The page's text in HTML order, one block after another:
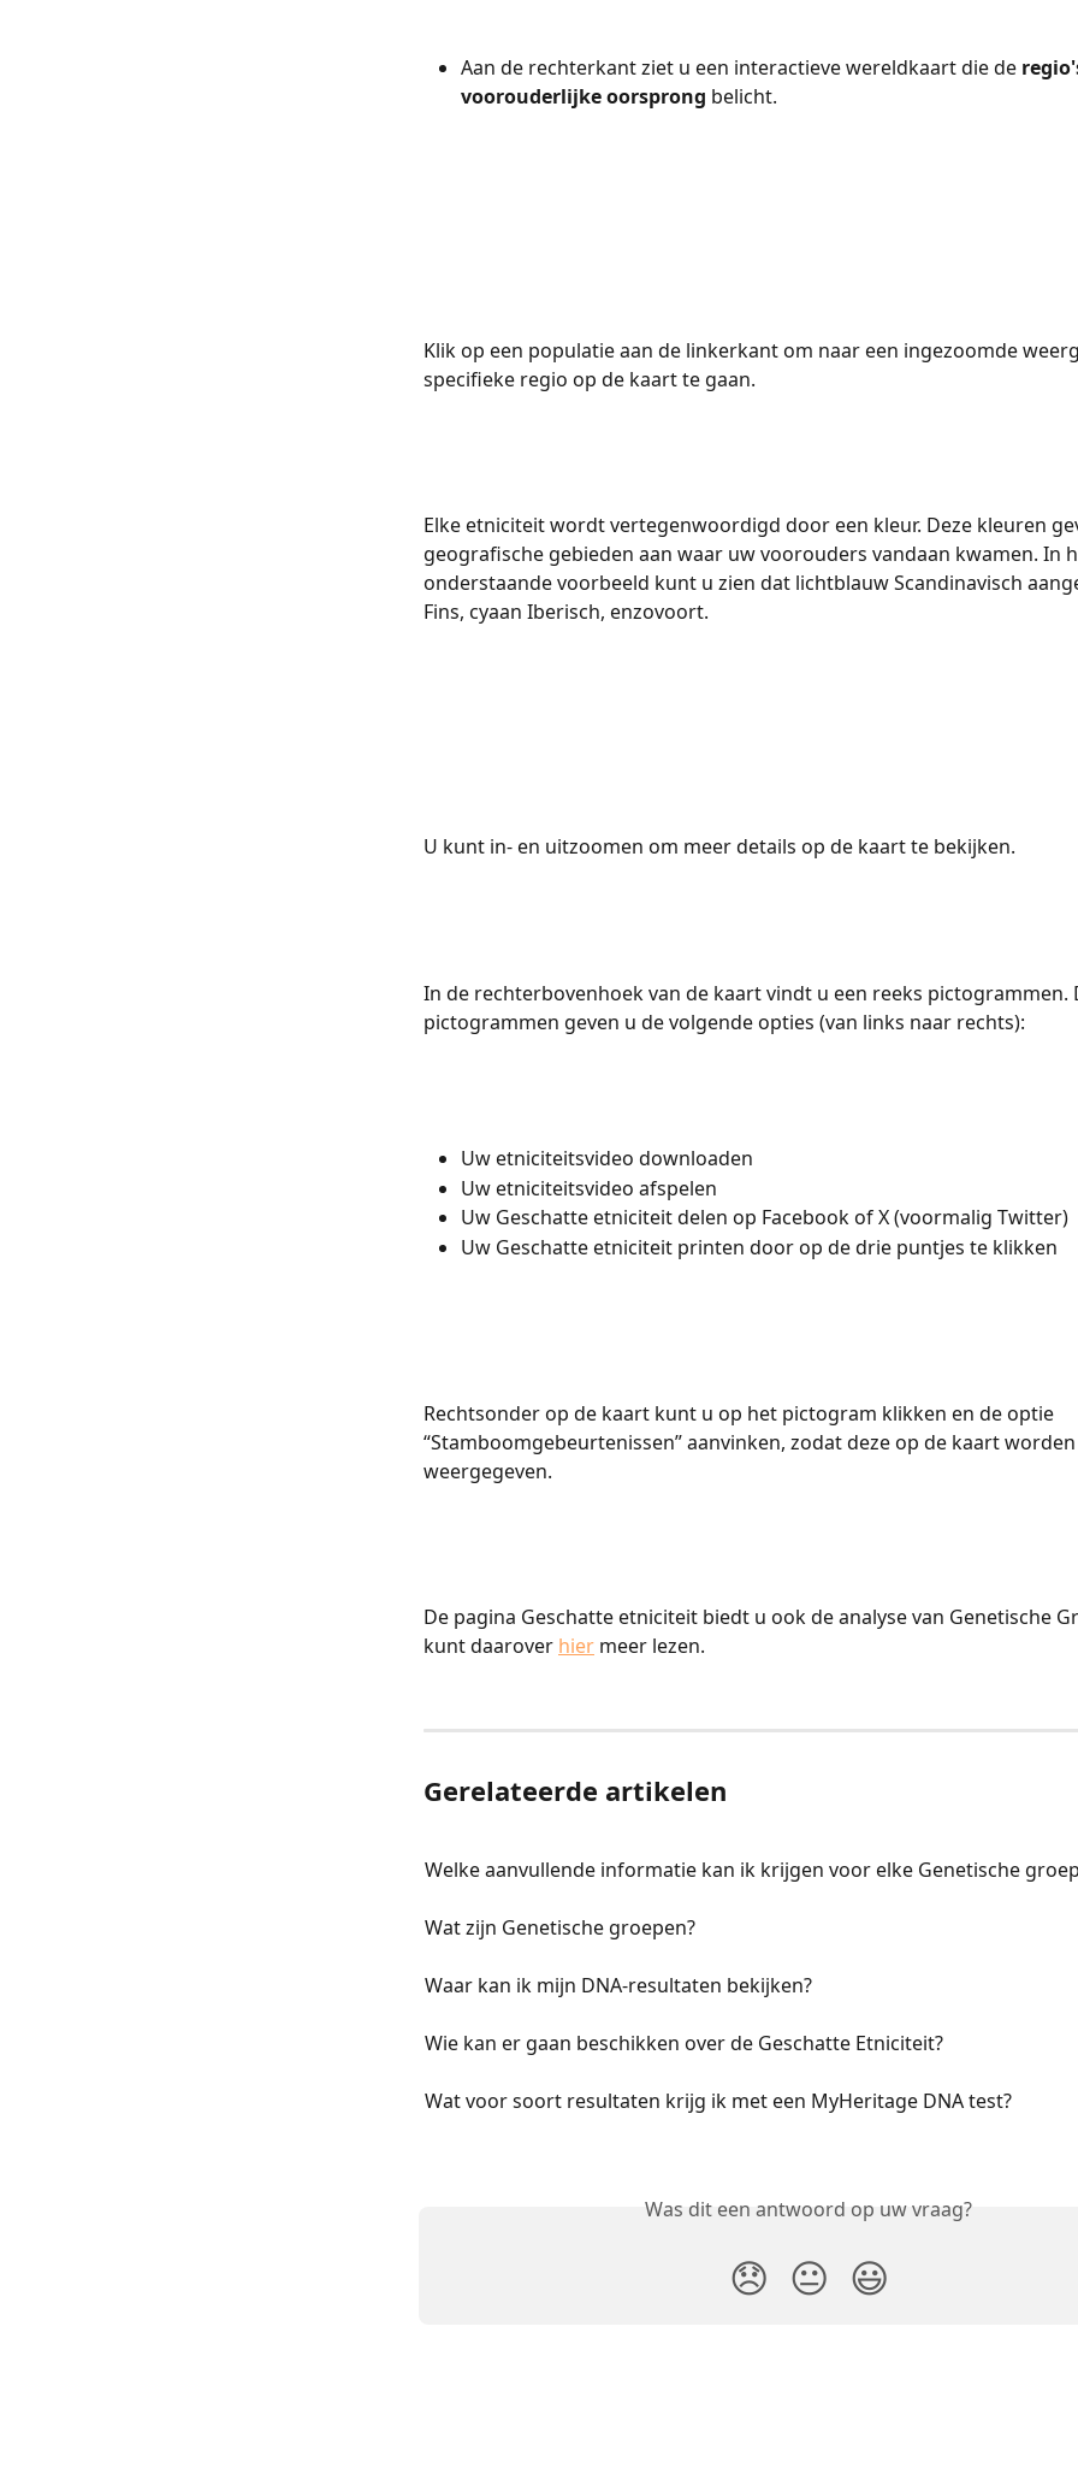
Aan de rechterkant ziet u een interactieve wereldkaart die de
voorouderlijke oorsprong belicht.
Klik op een populatie aan de linkerkant om naar een ingezoomde
specifieke regio op de kaart te gaan. ​​​​
Elke etniciteit wordt vertegenwoordigd door een kleur. Deze kleuren
geografische gebieden aan waar uw voorouders vandaan kwamen. In
onderstaande voorbeeld kunt u zien dat lichtblauw Scandinavisch
Fins, cyaan Iberisch, enzovoort.
U kunt in- en uitzoomen om meer details op de kaart te bekijken. ​​​​
In de rechterbovenhoek van de kaart vindt u een reeks pictogrammen.
pictogrammen geven u de volgende opties (van links naar rechts):
Uw etniciteitsvideo downloaden
Uw etniciteitsvideo afspelen
Uw Geschatte etniciteit delen op Facebook of X (voormalig Twitter)
Uw Geschatte etniciteit printen door op de drie puntjes te klikken
Rechtsonder op de kaart kunt u op het pictogram klikken en de optie
“Stamboomgebeurtenissen” aanvinken, zodat deze op de kaart
weergegeven. ​​​​
De pagina Geschatte etniciteit biedt u ook de analyse van Genetische
kunt daarover hier meer lezen. ​​​​
Gerelateerde artikelen
Welke aanvullende informatie kan ik krijgen voor elke Genetische
Wat zijn Genetische groepen?
Waar kan ik mijn DNA-resultaten bekijken?
Wie kan er gaan beschikken over de Geschatte Etniciteit?
Wat voor soort resultaten krijg ik met een MyHeritage DNA test?
Was dit een antwoord op uw vraag?
😞 😐 😃